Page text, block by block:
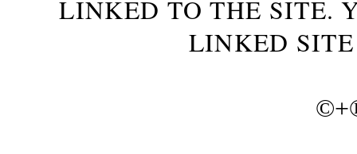
LINKED TO THE SITE.
LINKED
©+